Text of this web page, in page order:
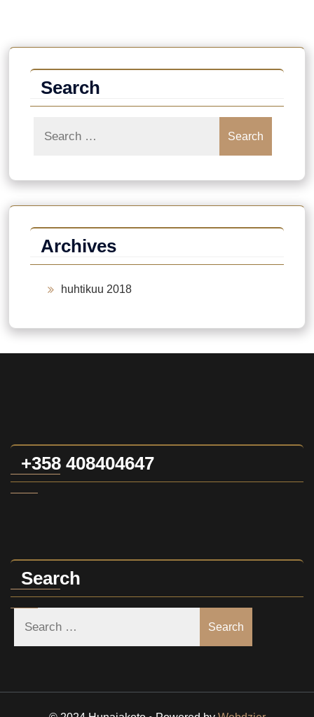
Search
Search
Archives
huhtikuu 2018
+358 408404647
Search
Search